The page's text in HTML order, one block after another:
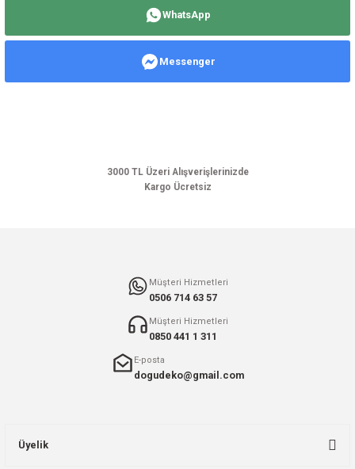
Ürün resmi kalitesiz, bozuk veya görüntülenemiyor.
WhatsApp
Messenger
3000 TL Üzeri Alışverişlerinizde
Kargo Ücretsiz
Müşteri Hizmetleri
0506 714 63 57
Müşteri Hizmetleri
0850 441 1 311
E-posta
dogudeko@gmail.com
Üyelik